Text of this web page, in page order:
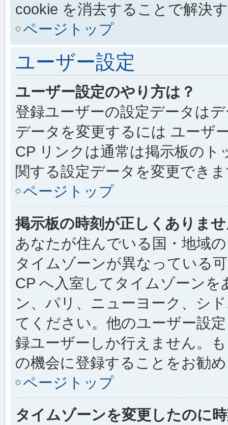
cookie を消去することで解決
ページトップ
ユーザー設定
ユーザー設定のやり方は？
登録ユーザーの設定データは
データを変更するには ユーザ
CP リンクは通常は掲示板の
関する設定データを変更でき
ページトップ
掲示板の時刻が正しくありま
あなたが住んでいる国・地域
タイムゾーンが異なっている
CP へ入室してタイムゾーン
ン、パリ、ニューヨーク、シ
てください。他のユーザー設
録ユーザーしか行えません。
の機会に登録することをお勧
ページトップ
タイムゾーンを変更したのに